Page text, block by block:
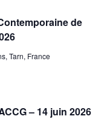
de
Tarn, France
– 14 juin 2026